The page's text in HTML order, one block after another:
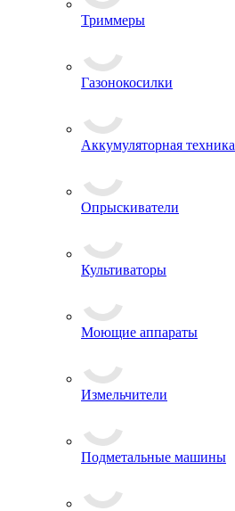
Триммеры
Газонокосилки
Аккумуляторная техника
Опрыскиватели
Культиваторы
Моющие аппараты
Измельчители
Подметальные машины